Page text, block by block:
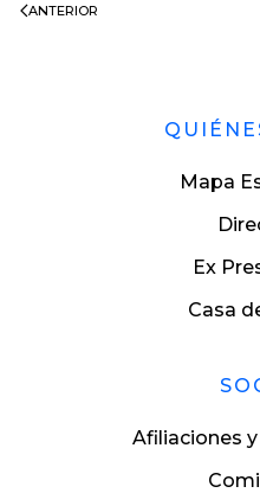
ANTERIOR
Mapa
Ex
Casa
Afiliaciones